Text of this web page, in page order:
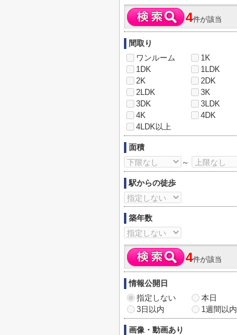
4件が該当
間取り
ワンルーム
1K
1DK
1LDK
2K
2DK
2LDK
3K
3DK
3LDK
4K
4DK
4LDK以上
面積
～
駅からの徒歩
築年数
4件が該当
情報公開日
指定しない
本日
3日以内
1週間以内
画像・動画あり